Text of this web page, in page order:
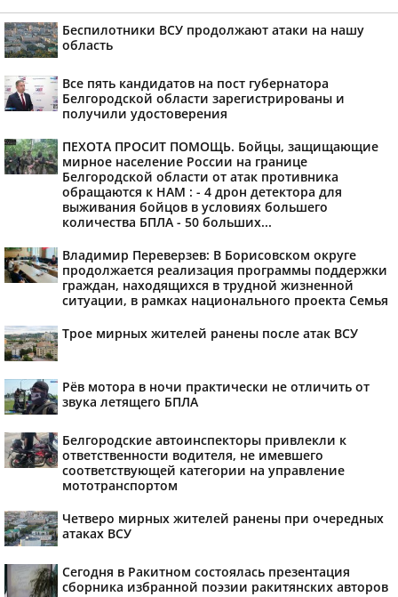
Беспилотники ВСУ продолжают атаки на нашу
область
Все пять кандидатов на пост губернатора
Белгородской области зарегистрированы и
получили удостоверения
ПЕХОТА ПРОСИТ ПОМОЩЬ. Бойцы, защищающие
мирное население России на границе
Белгородской области от атак противника
обращаются к НАМ : - 4 дрон детектора для
выживания бойцов в условиях большего
количества БПЛА - 50 больших...
Владимир Переверзев: В Борисовском округе
продолжается реализация программы поддержки
граждан, находящихся в трудной жизненной
ситуации, в рамках национального проекта Семья
Трое мирных жителей ранены после атак ВСУ
Рёв мотора в ночи практически не отличить от
звука летящего БПЛА
Белгородские автоинспекторы привлекли к
ответственности водителя, не имевшего
соответствующей категории на управление
мототранспортом
Четверо мирных жителей ранены при очередных
атаках ВСУ
Сегодня в Ракитном состоялась презентация
сборника избранной поэзии ракитянских авторов